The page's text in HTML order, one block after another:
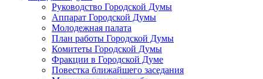
Руководство Городской Думы
Аппарат Городской Думы
Молодежная палата
План работы Городской Думы
Комитеты Городской Думы
Фракции в Городской Думе
Повестка ближайшего заседания